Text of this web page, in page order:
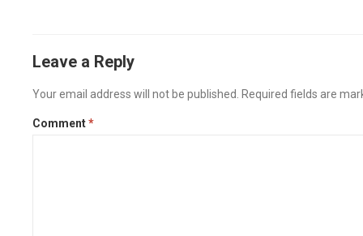
Leave a Reply
Your email address will not be published. Required fields are
Comment*